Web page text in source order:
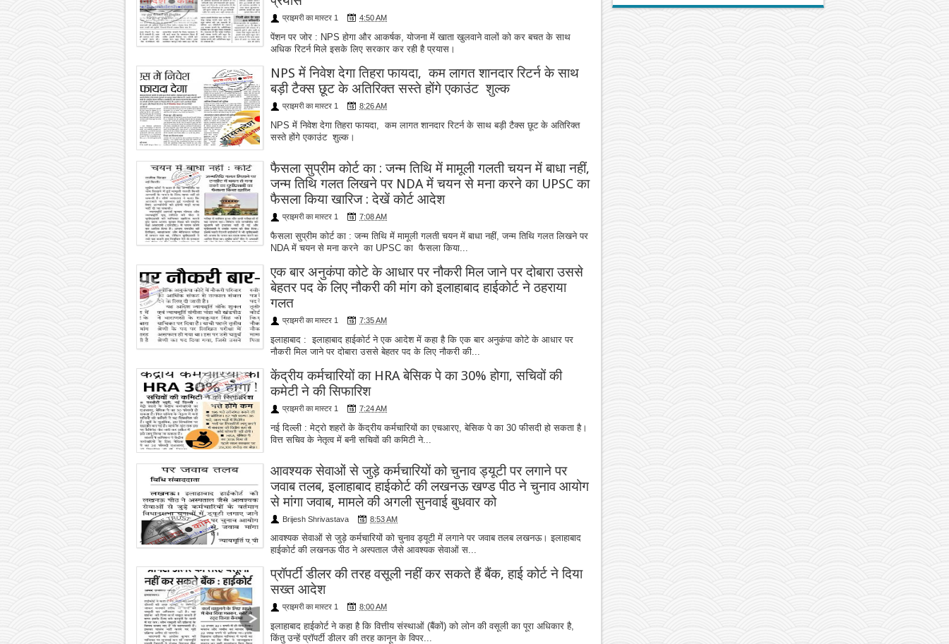
प्राइमरी का मास्टर 1 4:50 AM
पेंशन पर जोर : NPS होगा और आकर्षक, योजना में खाता खुलवाने वालों को कर बचत के साथ
अधिक रिटर्न मिले इसके लिए सरकार कर रही है प्रयास।
NPS में निवेश देगा तिहरा फायदा, कम लागत शानदार रिटर्न के साथ
बड़ी टैक्स छूट के अतिरिक्त सस्ते होंगे एकाउंट शुल्क
प्राइमरी का मास्टर 1 8:26 AM
NPS में निवेश देगा तिहरा फायदा, कम लागत शानदार रिटर्न के साथ बड़ी टैक्स छूट के अतिरिक्त
सस्ते होंगे एकाउंट शुल्क।
फैसला सुप्रीम कोर्ट का : जन्म तिथि में मामूली गलती चयन में बाधा नहीं,
जन्म तिथि गलत लिखने पर NDA में चयन से मना करने का UPSC का
फैसला किया खारिज : देखें कोर्ट आदेश
प्राइमरी का मास्टर 1 7:08 AM
फैसला सुप्रीम कोर्ट का : जन्म तिथि में मामूली गलती चयन में बाधा नहीं, जन्म तिथि गलत लिखने पर
NDA में चयन से मना करने का UPSC का फैसला किया...
एक बार अनुकंपा कोटे के आधार पर नौकरी मिल जाने पर दोबारा उससे
बेहतर पद के लिए नौकरी की मांग को इलाहाबाद हाईकोर्ट ने ठहराया
गलत
प्राइमरी का मास्टर 1 7:35 AM
इलाहाबाद : इलाहाबाद हाईकोर्ट ने एक आदेश में कहा है कि एक बार अनुकंपा कोटे के आधार पर
नौकरी मिल जाने पर दोबारा उससे बेहतर पद के लिए नौकरी की...
केंद्रीय कर्मचारियों का HRA बेसिक पे का 30% होगा, सचिवों की
कमेटी ने की सिफारिश
प्राइमरी का मास्टर 1 7:24 AM
नई दिल्ली : मेट्रो शहरों के केंद्रीय कर्मचारियों का एचआरए, बेसिक पे का 30 फीसदी हो सकता है।
वित्त सचिव के नेतृत्व में बनी सचिवों की कमिटी ने...
आवश्यक सेवाओं से जुड़े कर्मचारियों को चुनाव ड्यूटी पर लगाने पर
जवाब तलब, इलाहाबाद हाईकोर्ट की लखनऊ खण्ड पीठ ने चुनाव आयोग
से मांगा जवाब, मामले की अगली सुनवाई बुधवार को
Brijesh Shrivastava 8:53 AM
आवश्यक सेवाओं से जुड़े कर्मचारियों को चुनाव ड्यूटी में लगाने पर जवाब तलब लखनऊ। इलाहाबाद
हाईकोर्ट की लखनऊ पीठ ने अस्पताल जैसे आवश्यक सेवाओं स...
प्रॉपर्टी डीलर की तरह वसूली नहीं कर सकते हैं बैंक, हाई कोर्ट ने दिया
सख्त आदेश
प्राइमरी का मास्टर 1 8:00 AM
इलाहाबाद हाईकोर्ट ने कहा है कि वित्तीय संस्थाओं (बैंकों) को लोन की वसूली का पूरा अधिकार है,
किंतु उन्हें प्रॉपर्टी डीलर की तरह कानून के विपर...